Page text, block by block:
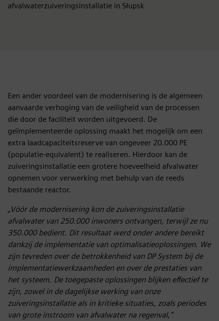
afvalwaterzuiveringsinstallatie in Słupsk
Een ander voordeel van de modernisering is de algemeen
aanvaarde verhoging van de veiligheid van de processen
die door de faciliteit worden uitgevoerd. De
geïmplementeerde oplossing maakt het mogelijk om een
extra laadcapaciteitsreserve van ongeveer 20.000 PE
(populatie-equivalent) te realiseren. Hierdoor kan de
zuiveringsinstallatie een grotere hoeveelheid afvalwater
opnemen voor verwerking met behulp van de reeds
bestaande reactor.
„Vóór de modernisering kon de zuiveringsinstallatie
afvalwater van 250.000 inwoners ontvangen, terwijl ze nu
350.000 bedient. Dit resultaat werd onder andere bereikt
dankzij de implementatie van optimalisatieoplossingen. We
zijn tevreden over de betrokkenheid van DP System bij de
implementatiewerkzaamheden en over de prestaties van
het systeem. De toegepaste oplossingen blijken effectief te
zijn, zowel in de dagelijkse werking van onze
zuiveringsinstallatie als in kritieke situaties, zoals periodes
van grote instroom van afvalwater na regenval,”